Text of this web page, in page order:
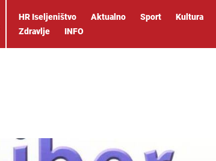
HR Iseljeništvo Aktualno Sport Kultura
Zdravlje
INFO